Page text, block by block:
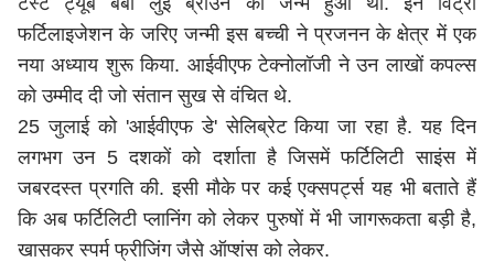
फर्टिलाइजेशन के जरिए जन्मी इस बच्ची ने प्रजनन के क्षेत्र में एक
नया अध्याय शुरू किया. आईवीएफ टेक्नोलॉजी ने उन लाखों कपल्स
को उम्मीद दी जो संतान सुख से वंचित थे.
25 जुलाई को 'आईवीएफ डे' सेलिब्रेट किया जा रहा है. यह दिन
लगभग उन 5 दशकों को दर्शाता है जिसमें फर्टिलिटी साइंस में
जबरदस्त प्रगति की. इसी मौके पर कई एक्सपर्ट्स यह भी बताते हैं
कि अब फर्टिलिटी प्लानिंग को लेकर पुरुषों में भी जागरूकता बड़ी है,
खासकर स्पर्म फ्रीजिंग जैसे ऑप्शंस को लेकर.